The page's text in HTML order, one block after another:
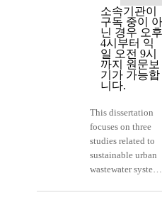
Instead,
sought to
maximize their
knowledge of data
to meet personal
aims (i.e., to reach
equilibrium”) in
environments
characterized by
pressures and
incentives that
소속기관이
구독 중이 아
닌 경우 오후
4시부터 익
일 오전 9시
까지 원문보
기가 가능합
니다.
This dissertation
focuses on three
studies related to
sustainable urban
wastewater